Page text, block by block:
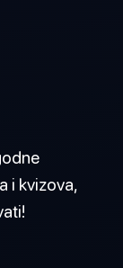
i kvizova,